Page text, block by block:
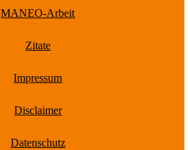
MANEO-Arbeit
Zitate
Impressum
Disclaimer
Datenschutz